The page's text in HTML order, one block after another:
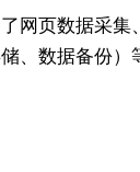
网页数据采集
、数据备份